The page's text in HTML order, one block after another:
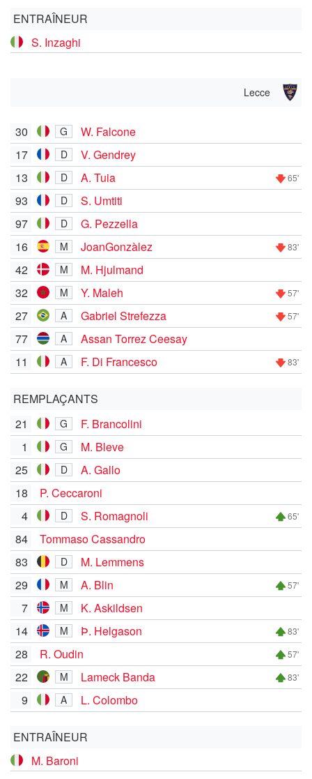
ENTRAÎNEUR
S. Inzaghi
Lecce
30 G
W. Falcone
17
D
V. Gendrey
13
D A. Tuia 65'
93 D
S. Umtiti
97
D
G. Pezzella
16
M JoanGonzàlez 83'
42 M
M. Hjulmand
32
M Y. Maleh 57'
27 A Gabriel Strefezza 57'
77 A
Assan Torrez Ceesay
11
A F. Di Francesco 83'
REMPLAÇANTS
21
G
F. Brancolini
1
G
M. Bleve
25
D
A. Gallo
18
P. Ceccaroni
4
D S. Romagnoli 65'
84
Tommaso Cassandro
83
D
M. Lemmens
29
M A. Blin 57'
7 M
K. Askildsen
14
M Þ. Helgason 83'
28 R. Oudin 57'
22 M Lameck Banda 83'
9 A L. Colombo
ENTRAÎNEUR
M. Baroni